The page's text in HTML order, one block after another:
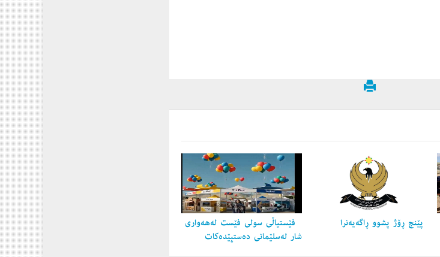
فێستیاڵی سولی فێست لەهەواری
شار لەسلێمانی دەستپێدەكات
پێنج ڕۆژ پشوو ڕاگه‌یه‌نرا